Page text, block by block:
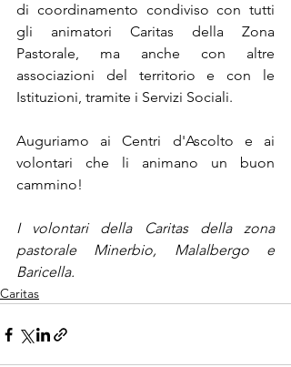
di coordinamento condiviso con tutti
gli animatori Caritas della Zona
Pastorale, ma anche con altre
associazioni del territorio e con le
Istituzioni, tramite i Servizi Sociali.
Auguriamo ai Centri d'Ascolto e ai
volontari che li animano un buon
cammino!
I volontari della Caritas della zona
pastorale Minerbio, Malalbergo e
Baricella.
Caritas